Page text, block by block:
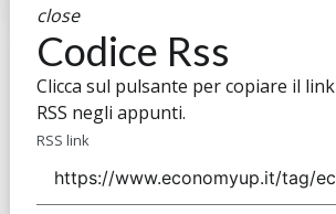
close
Codice Rss
Clicca sul pulsante per copiare il link
RSS negli appunti.
RSS link